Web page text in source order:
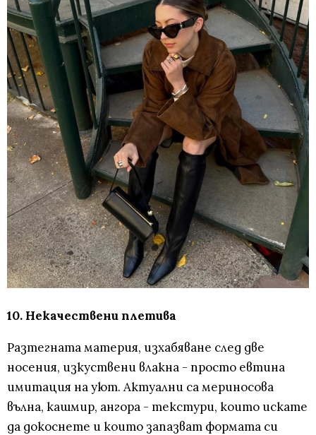
10. Некачествени плетива
Разтегната материя, изхабяване след две
носения, изкуствени влакна - просто евтина
имитация на уют. Актуални са мериносова
вълна, кашмир, ангора - текстури, които искате
да докоснете и които запазват формата си